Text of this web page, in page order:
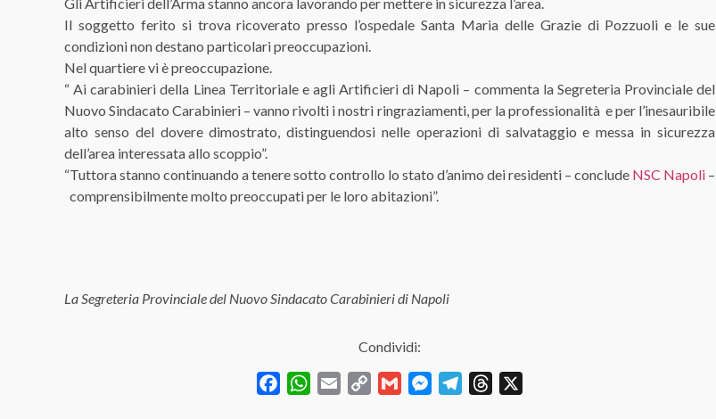
Il soggetto ferito si trova ricoverato presso l’ospedale Santa Maria delle Grazie di Pozzuoli e le sue
condizioni non destano particolari preoccupazioni.
Nel quartiere vi è preoccupazione.
“ Ai carabinieri della Linea Territoriale e agli Artificieri di Napoli – commenta la Segreteria Provinciale del
Nuovo Sindacato Carabinieri – vanno rivolti i nostri ringraziamenti, per la professionalità e per l’inesauribile
alto senso del dovere dimostrato, distinguendosi nelle operazioni di salvataggio e messa in sicurezza
dell’area interessata allo scoppio”.
“Tuttora stanno continuando a tenere sotto controllo lo stato d’animo dei residenti – conclude NSC Napoli –
comprensibilmente molto preoccupati per le loro abitazioni”.
La Segreteria Provinciale del Nuovo Sindacato Carabinieri di Napoli
Condividi:
FacebookWhatsApp
Email
Copy
Gmail MessengerTelegramThreads